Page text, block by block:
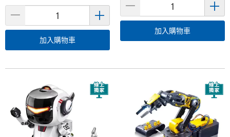
加入購物車
加入購物車